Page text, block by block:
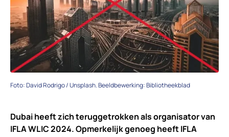
Foto: David Rodrigo / Unsplash. Beeldbewerking: Bibliotheekblad
Dubai heeft zich teruggetrokken als organisator van
IFLA WLIC 2024. Opmerkelijk genoeg heeft IFLA